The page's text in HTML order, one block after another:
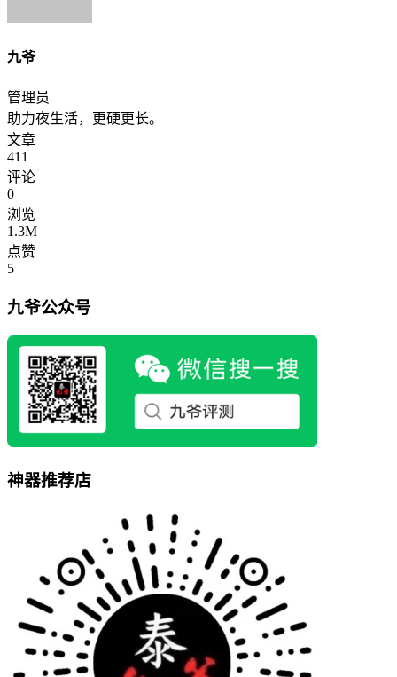
九爷
管理员
助力夜生活，更硬更长。
文章
411
评论
0
浏览
1.3M
点赞
5
九爷公众号
神器推荐店